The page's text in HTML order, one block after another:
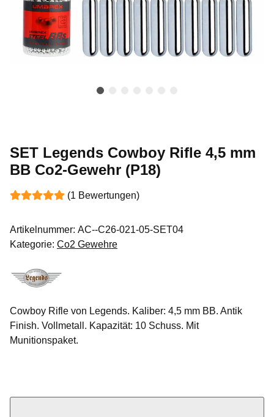
SET Legends Cowboy Rifle 4,5 mm
BB Co2-Gewehr (P18)
(1 Bewertungen)
Artikelnummer: AC--C26-021-05-SET04
Kategorie: Co2 Gewehre
Cowboy Rifle von Legends. Kaliber: 4,5 mm BB. Antik
Finish. Vollmetall. Kapazität: 10 Schuss. Mit
Munitionspaket.